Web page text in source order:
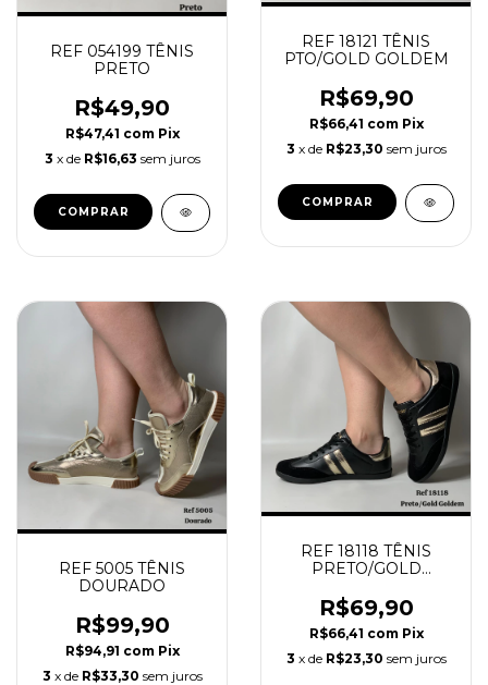
REF 054199 TÊNIS
PRETO
R$49,90
R$47,41 com Pix
3 x de R$16,63 sem juros
COMPRAR
REF 18121 TÊNIS
PTO/GOLD GOLDEM
R$69,90
R$66,41 com Pix
3 x de R$23,30 sem juros
COMPRAR
REF 5005 TÊNIS
DOURADO
R$99,90
R$94,91 com Pix
3 x de R$33,30 sem juros
REF 18118 TÊNIS
PRETO/GOLD
R$69,90
R$66,41 com Pix
3 x de R$23,30 sem juros